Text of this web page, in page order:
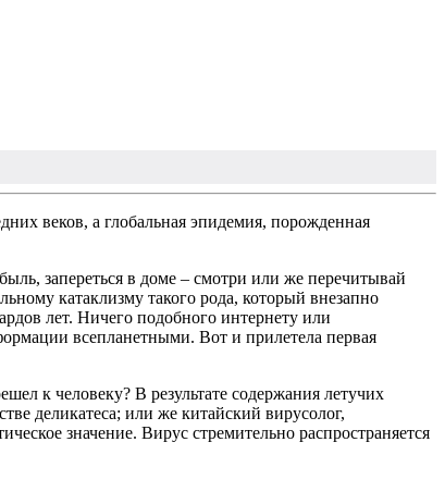
веков, а глобальная эпидемия, порожденная
запереться в доме – смотри или же перечитывай
катаклизму такого рода, который внезапно
лет. Ничего подобного интернету или
всепланетными. Вот и прилетела первая
к человеку? В результате содержания летучих
деликатеса; или же китайский вирусолог,
значение. Вирус стремительно распространяется